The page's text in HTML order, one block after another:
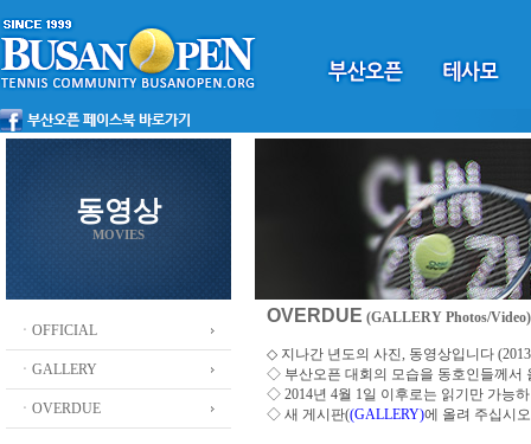
동영상
MOVIES
ㆍOFFICIAL
ㆍGALLERY
ㆍOVERDUE
OVERDUE (GALLERY Photos/Video)
◇ 지나간 년도의 사진, 동영상입니다
◇ 부산오픈 대회의 모습을 동호인들께서
◇ 2014년 4월 1일 이후로는 읽기만 가능
◇ 새 게시판((GALLERY)에 올려 주십시오